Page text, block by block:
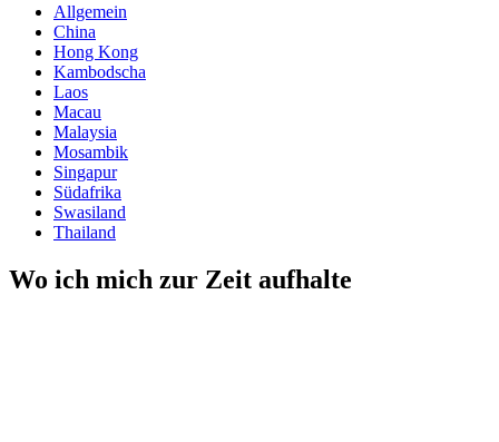
Allgemein
China
Hong Kong
Kambodscha
Laos
Macau
Malaysia
Mosambik
Singapur
Südafrika
Swasiland
Thailand
Wo ich mich zur Zeit aufhalte